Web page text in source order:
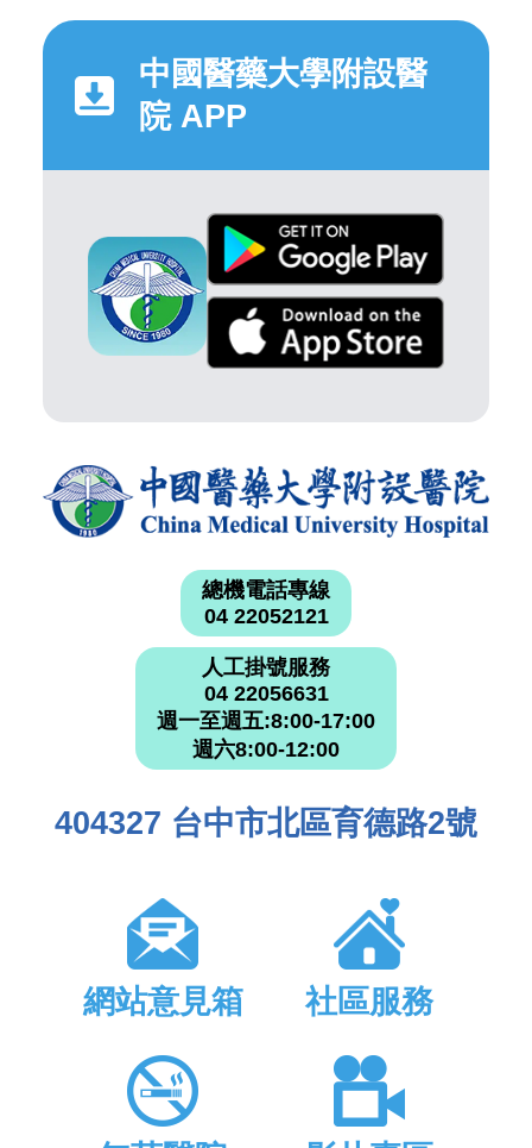
中國醫藥大學附設醫
院 APP
總機電話專線
04 22052121
人工掛號服務
04 22056631
週一至週五:8:00-17:00
週六8:00-12:00
404327 台中市北區育德路2號
網站意見箱 社區服務